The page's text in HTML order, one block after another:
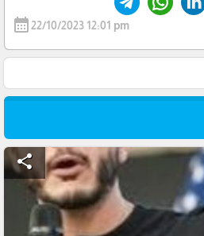
calendar_month22/10/2023 12:01 pm
share